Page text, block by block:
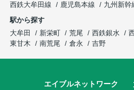
西鉄大牟田線
鹿児島本線
九州新幹
駅から探す
大牟田
新栄町 荒尾 西鉄銀水
東甘木
南荒尾 倉永 吉野
エイブルネットワーク